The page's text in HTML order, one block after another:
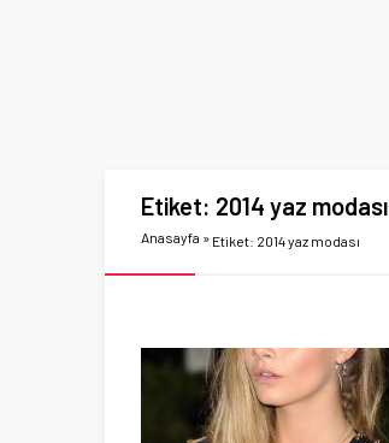
Etiket: 2014 yaz modası
Anasayfa » Etiket: 2014 yaz modası